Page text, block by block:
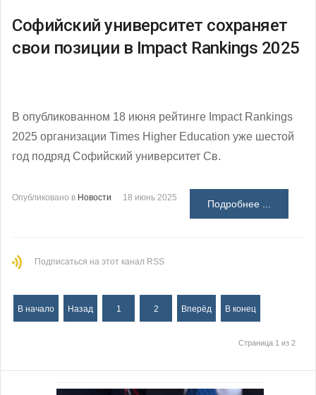
Софийский университет сохраняет
свои позиции в Impact Rankings 2025
В опубликованном 18 июня рейтинге Impact Rankings
2025 организации Times Higher Education уже шестой
год подряд Софийский университет Св.
Опубликовано в Новости 18 июнь 2025
Подробнее ...
Подписаться на этот канал RSS
В начало Назад 1 2 Вперёд В конец
Страница 1 из 2